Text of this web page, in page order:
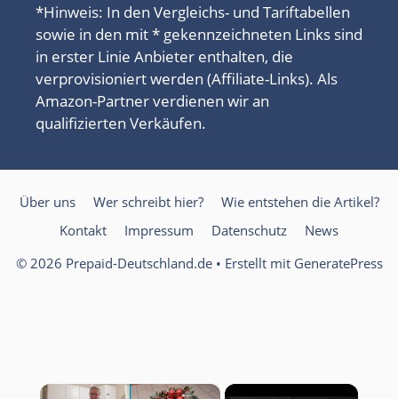
*Hinweis: In den Vergleichs- und Tariftabellen
sowie in den mit * gekennzeichneten Links sind
in erster Linie Anbieter enthalten, die
verprovisioniert werden (Affiliate-Links). Als
Amazon-Partner verdienen wir an
qualifizierten Verkäufen.
Über uns Wer schreibt hier?
Wie entstehen die Artikel?
Kontakt
Impressum Datenschutz
News
© 2026 Prepaid-Deutschland.de• Erstellt mit GeneratePress
×